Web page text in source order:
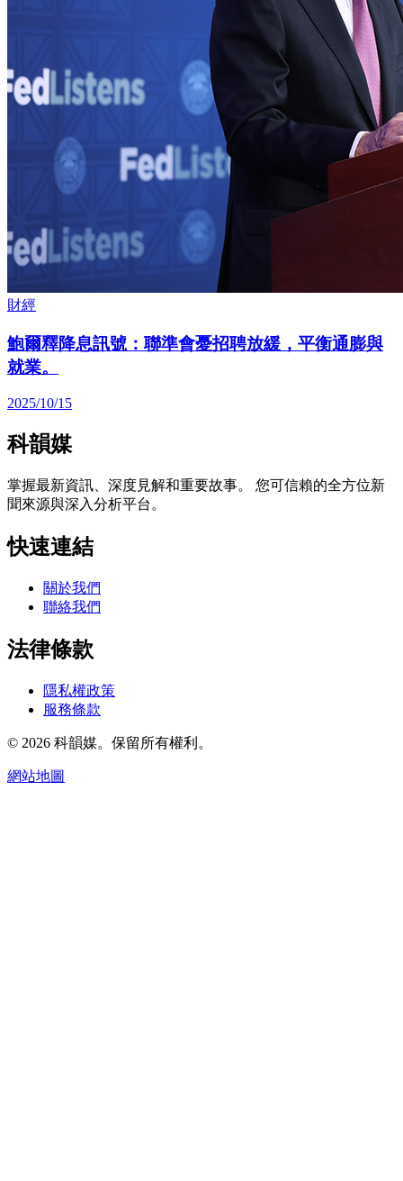
財經
鮑爾釋降息訊號：聯準會憂招聘放緩，平衡通膨與
就業。
2025/10/15
科韻媒
掌握最新資訊、深度見解和重要故事。 您可信賴的全方位新
聞來源與深入分析平台。
快速連結
關於我們
聯絡我們
法律條款
隱私權政策
服務條款
© 2026 科韻媒。保留所有權利。
網站地圖